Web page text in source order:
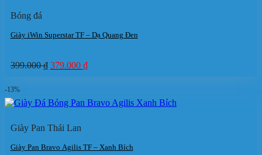
Bóng đá
Giày iWin Superstar TF – Dạ Quang Đen
399.000₫ Giá
379.000 ₫Giá
379.000 ₫.
-13%
Giày Pan Thái Lan
Giày Pan Bravo Agilis TF – Xanh Bích